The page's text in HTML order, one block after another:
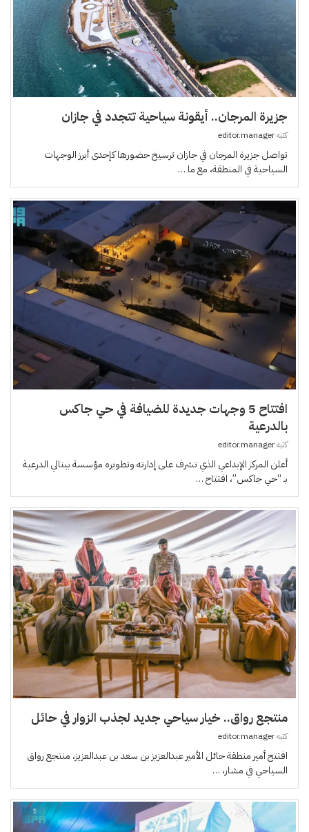
جزيرة المرجان.. أيقونة سياحية تتجدد في جازان
كتبهeditor.manager
تواصل جزيرة المرجان في جازان ترسيخ حضورها كإحدى أبرز الوجهات
السياحية في المنطقة، مع ما …
افتتاح 5 وجهات جديدة للضيافة في حي جاكس
بالدرعية
كتبهeditor.manager
أعلن المركز الإبداعي الذي تشرف على إدارته وتطويره مؤسسة بينالي الدرعية
بـ “حي جاكس”، افتتاح …
منتجع رواق.. خيار سياحي جديد لجذب الزوار في حائل
كتبهeditor.manager
افتتح أمير منطقة حائل الأمير عبدالعزيز بن سعد بن عبدالعزيز، منتجع رواق
السياحي في مشار، …